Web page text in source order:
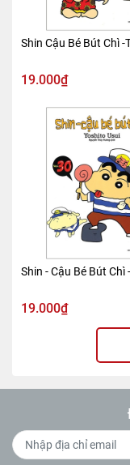
Shin Cậu Bé Bút Chì -
19.000₫
Shin - Cậu Bé Bút Chì
19.000₫